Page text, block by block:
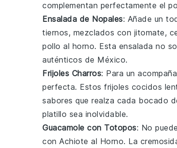
complementan perfectamente el
Ensalada de Nopales: Añade un
tiernos, mezclados con jitomate,
pollo al horno. Esta ensalada no
auténticos de México.
Frijoles Charros: Para un
perfecta. Estos frijoles cocidos
sabores que realza cada bocado
platillo sea inolvidable.
Guacamole con Totopos: No
con Achiote al Horno. La